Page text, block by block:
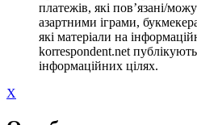
платежів, які пов’язані/
азартними іграми,
які матеріали на
korrespondent.net
інформаційних цілях.
X